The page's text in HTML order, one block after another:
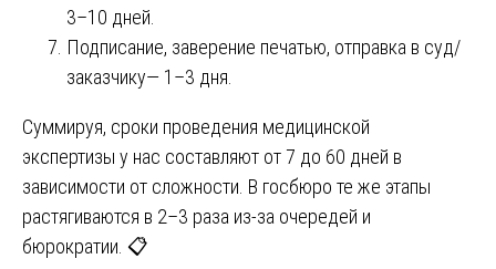
3–10 дней.
Подписание, заверение печатью, отправка в суд/
заказчику— 1–3 дня.
Суммируя, сроки проведения медицинской
экспертизы у нас составляют от 7 до 60 дней в
зависимости от сложности. В госбюро те же этапы
растягиваются в 2–3 раза из-за очередей и
бюрократии. 📋